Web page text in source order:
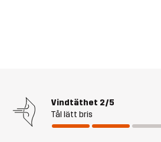
Vindtäthet 2/5
Tål lätt bris